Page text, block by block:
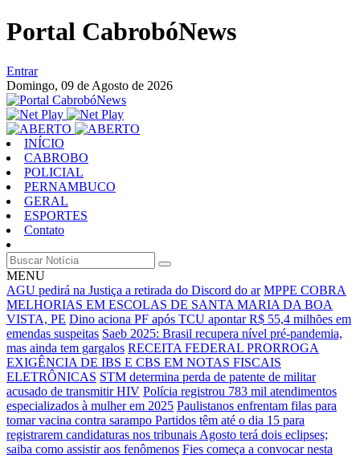
Portal CabrobóNews
Entrar
Domingo, 09 de Agosto de 2026
INÍCIO
CABROBO
POLICIAL
PERNAMBUCO
GERAL
ESPORTES
Contato
MENU
AGU pedirá na Justiça a retirada do Discord do ar MPPE COBRA
MELHORIAS EM ESCOLAS DE SANTA MARIA DA BOA
VISTA, PE Dino aciona PF após TCU apontar R$ 55,4 milhões em
emendas suspeitas Saeb 2025: Brasil recupera nível pré-pandemia,
mas ainda tem gargalos RECEITA FEDERAL PRORROGA
EXIGÊNCIA DE IBS E CBS EM NOTAS FISCAIS
ELETRÔNICAS STM determina perda de patente de militar
acusado de transmitir HIV Polícia registrou 783 mil atendimentos
especializados à mulher em 2025 Paulistanos enfrentam filas para
tomar vacina contra sarampo Partidos têm até o dia 15 para
registrarem candidaturas nos tribunais Agosto terá dois eclipses;
saiba como assistir aos fenômenos Fies começa a convocar nesta